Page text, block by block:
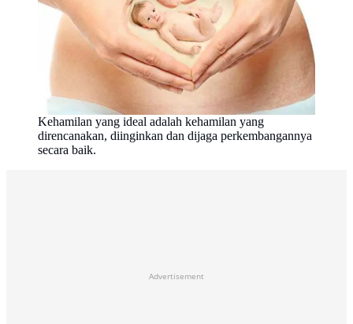
Kehamilan yang ideal adalah kehamilan yang
direncanakan, diinginkan dan dijaga perkembangannya
secara baik.
Advertisement